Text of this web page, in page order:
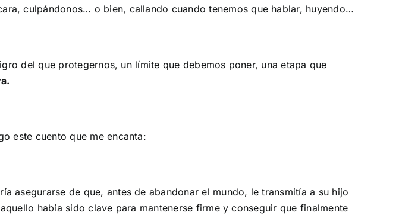
culpándonos… o bien, callando cuando tenemos que hablar, huyendo…
del que protegernos, un límite que debemos poner, una etapa que
.
este cuento que me encanta:
asegurarse de que, antes de abandonar el mundo, le transmitía a su hijo
había sido clave para mantenerse firme y conseguir que finalmente